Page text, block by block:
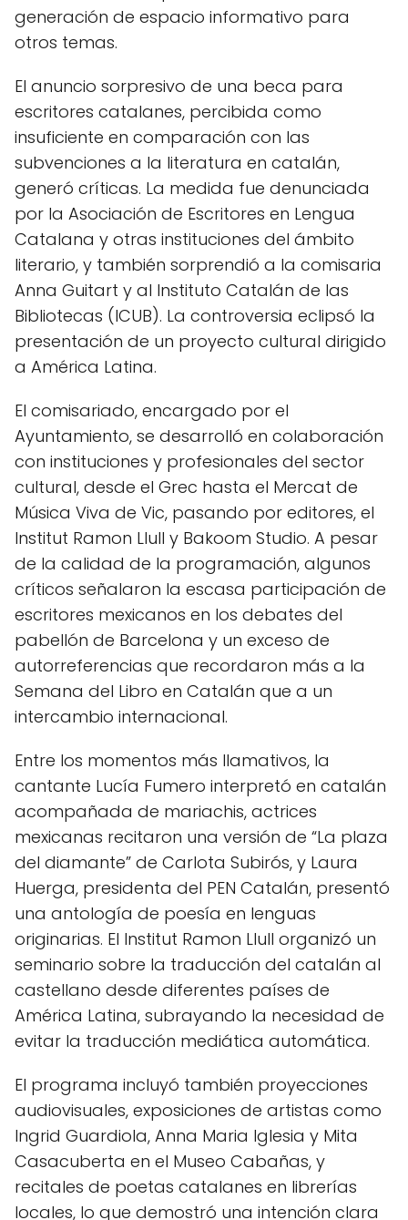
generación de espacio informativo para
otros temas.
El anuncio sorpresivo de una beca para
escritores catalanes, percibida como
insuficiente en comparación con las
subvenciones a la literatura en catalán,
generó críticas. La medida fue denunciada
por la Asociación de Escritores en Lengua
Catalana y otras instituciones del ámbito
literario, y también sorprendió a la comisaria
Anna Guitart y al Instituto Catalán de las
Bibliotecas (ICUB). La controversia eclipsó la
presentación de un proyecto cultural dirigido
a América Latina.
El comisariado, encargado por el
Ayuntamiento, se desarrolló en colaboración
con instituciones y profesionales del sector
cultural, desde el Grec hasta el Mercat de
Música Viva de Vic, pasando por editores, el
Institut Ramon Llull y Bakoom Studio. A pesar
de la calidad de la programación, algunos
críticos señalaron la escasa participación de
escritores mexicanos en los debates del
pabellón de Barcelona y un exceso de
autorreferencias que recordaron más a la
Semana del Libro en Catalán que a un
intercambio internacional.
Entre los momentos más llamativos, la
cantante Lucía Fumero interpretó en catalán
acompañada de mariachis, actrices
mexicanas recitaron una versión de “La plaza
del diamante” de Carlota Subirós, y Laura
Huerga, presidenta del PEN Catalán, presentó
una antología de poesía en lenguas
originarias. El Institut Ramon Llull organizó un
seminario sobre la traducción del catalán al
castellano desde diferentes países de
América Latina, subrayando la necesidad de
evitar la traducción mediática automática.
El programa incluyó también proyecciones
audiovisuales, exposiciones de artistas como
Ingrid Guardiola, Anna Maria Iglesia y Mita
Casacuberta en el Museo Cabañas, y
recitales de poetas catalanes en librerías
locales, lo que demostró una intención clara